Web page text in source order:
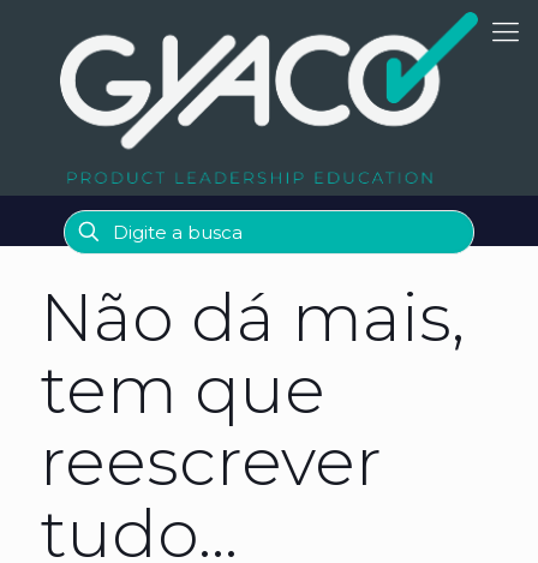
Não dá mais,
tem que
reescrever
tudo…